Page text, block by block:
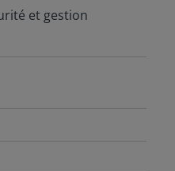
et gestion